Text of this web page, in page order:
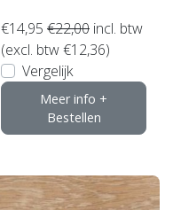
€14,95 €22,00 incl. btw
(excl. btw €12,36)
Vergelijk
Meer info +
Bestellen